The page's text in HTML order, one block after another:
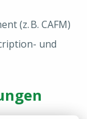
(z. B. CAFM)
und